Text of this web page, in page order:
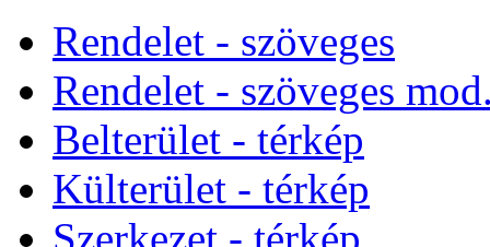
Rendelet - szöveges
Rendelet - szöveges
Belterület - térkép
Külterület - térkép
Szerkezet - térkép